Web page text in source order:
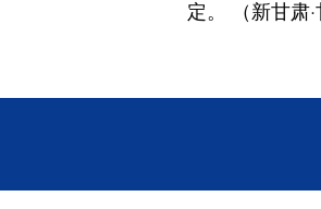
定。 （新甘肃